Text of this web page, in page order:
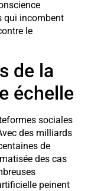
qui incombent
le
de la
échelle
sociales
des milliards
de
des cas
peinent